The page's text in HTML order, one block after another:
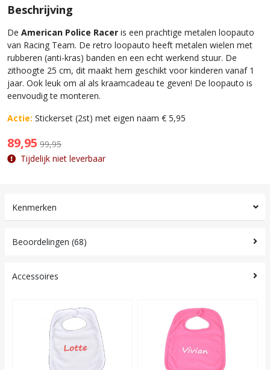
Beschrijving
De American Police Racer is een prachtige metalen loopauto
van Racing Team. De retro loopauto heeft metalen wielen met
rubberen (anti-kras) banden en een echt werkend stuur. De
zithoogte 25 cm, dit maakt hem geschikt voor kinderen vanaf 1
jaar. Ook leuk om al als kraamcadeau te geven! De loopauto is
eenvoudig te monteren.
Actie: Stickerset (2st) met eigen naam € 5,95
89,95 99,95
Tijdelijk niet leverbaar
Kenmerken
Beoordelingen (68)
Accessoires